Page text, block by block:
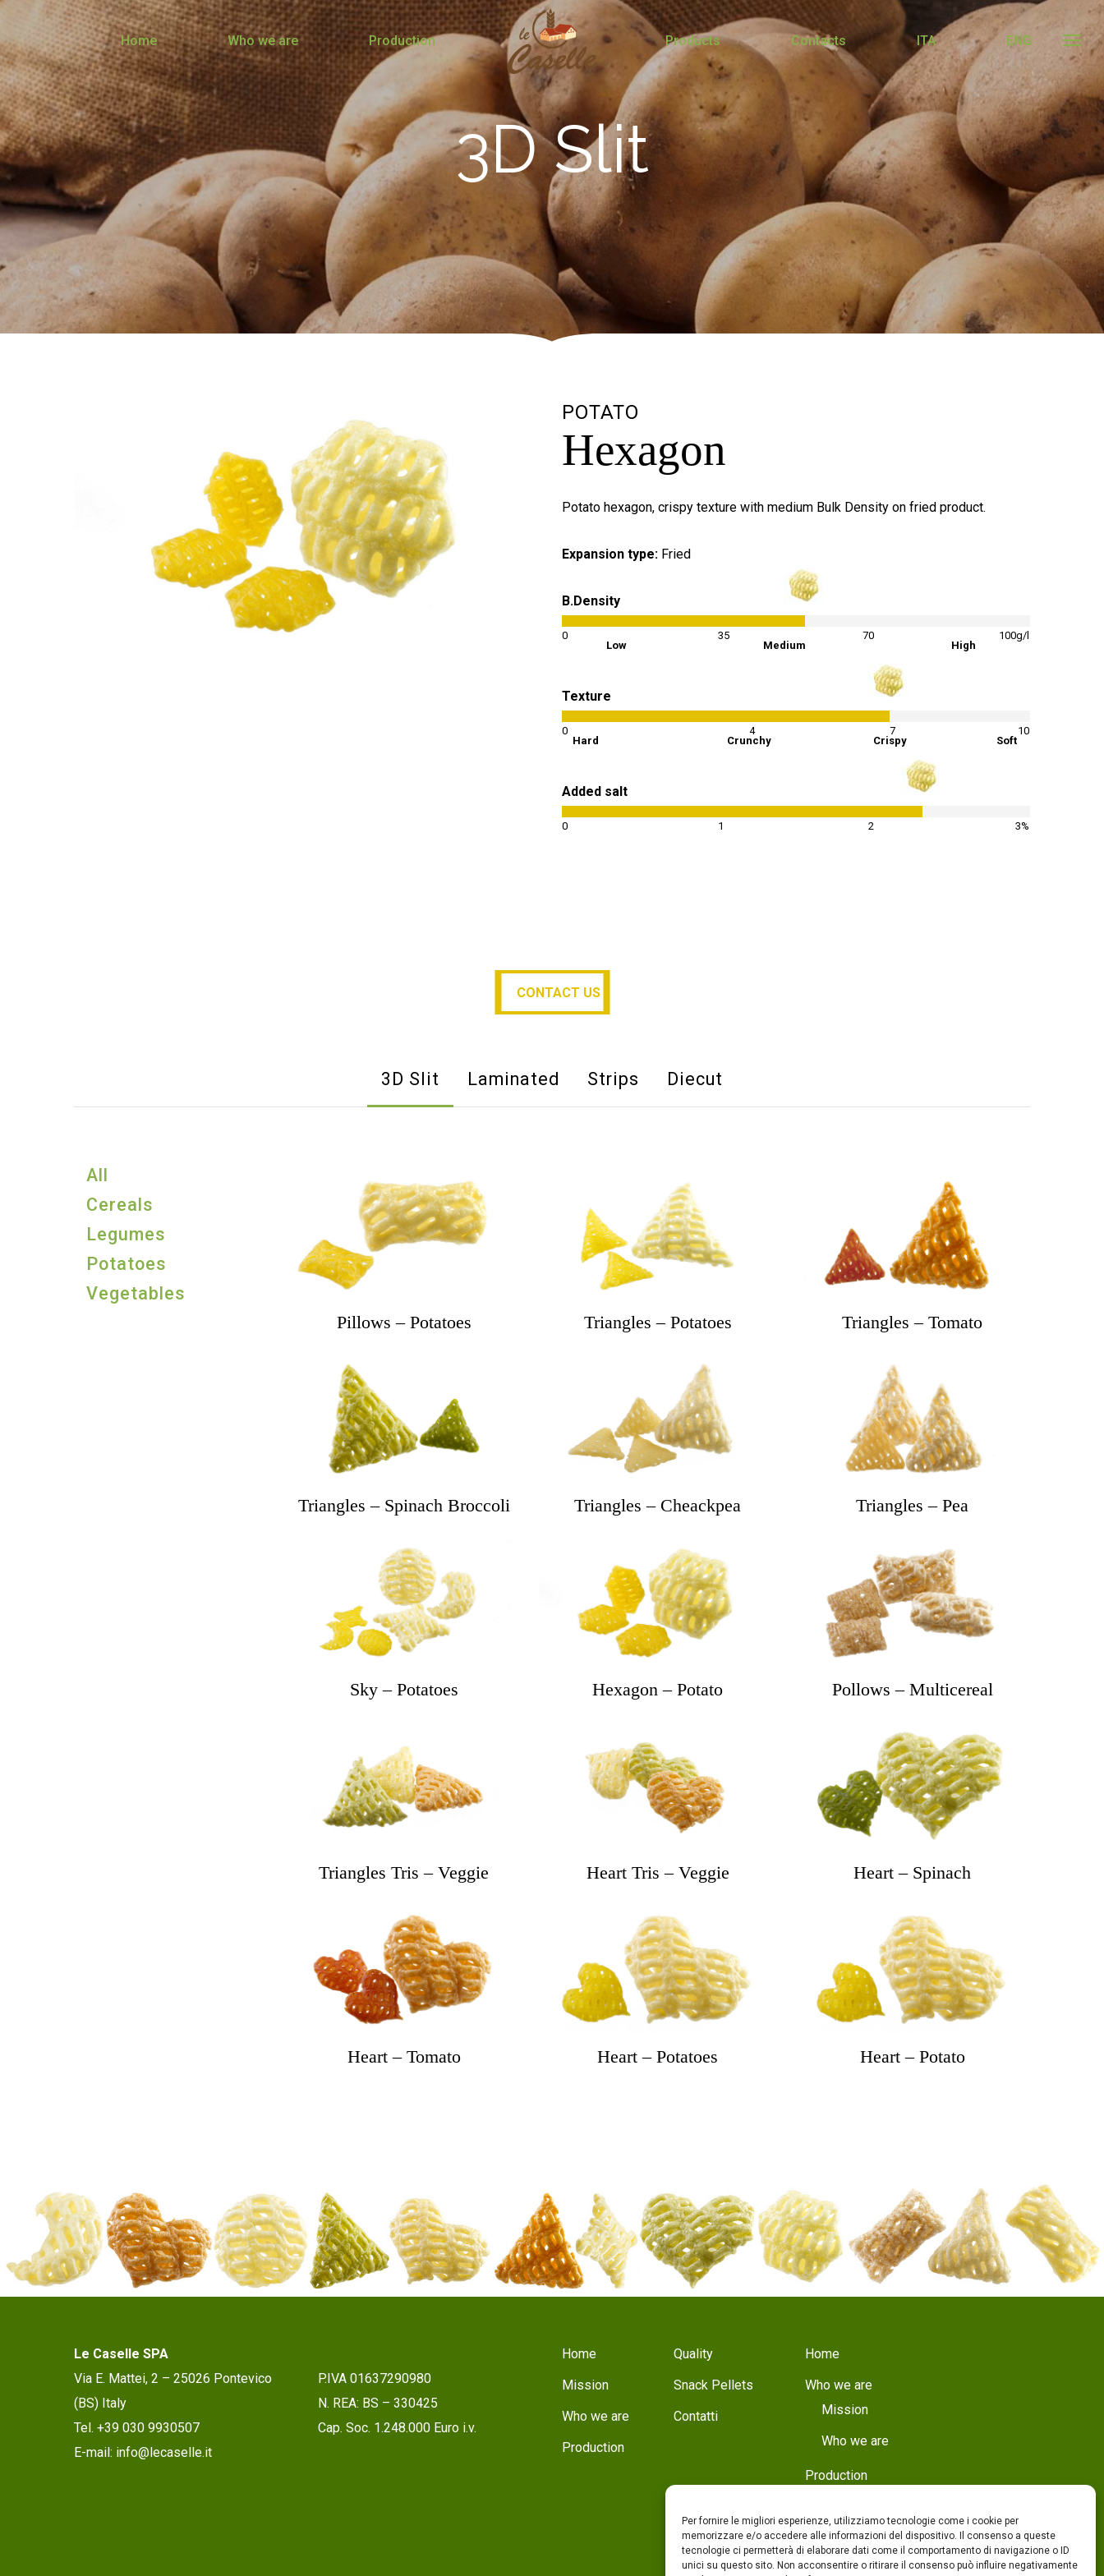
Per fornire le migliori esperienze, utilizziamo tecnologie come i cookie per
memorizzare e/o accedere alle informazioni del dispositivo. Il consenso a queste
tecnologie ci permetterà di elaborare dati come il comportamento di navigazione o ID
unici su questo sito. Non acconsentire o ritirare il consenso può influire negativamente
Home Who we are Production Products Contacts ITA ENG
3D Slit
POTATO
Hexagon
Potato hexagon, crispy texture with medium Bulk Density on fried product.
Expansion type: Fried
B.Density %
0 35 70
100g/l
Low
Medium High
Texture %
0 4 7
10
Hard
Crunchy Crispy Soft
Added salt %
0 1 2 3%
CONTACT US
3D Slit Laminated Strips Diecut
All
Cereals
Legumes
Potatoes
Vegetables
Pillows – Potatoes
Triangles – Potatoes Triangles – Tomato
Triangles – Spinach Broccoli Triangles – Cheackpea Triangles – Pea
Sky – Potatoes Hexagon – Potato Pollows – Multicereal
Triangles Tris – Veggie Heart Tris – Veggie Heart – Spinach
Heart – Tomato Heart – Potatoes Heart – Potato
Le Caselle SPA
Via E. Mattei, 2 – 25026 Pontevico
(BS) Italy
Tel. +39 030 9930507
E-mail: info@lecaselle.it
P.IVA 01637290980
N. REA: BS – 330425
Cap. Soc. 1.248.000 Euro i.v.
Home
Mission
Who we are
Production
Quality
Snack Pellets
Contatti
Home
Who we are
Mission
Who we are
Production
Quality
Products